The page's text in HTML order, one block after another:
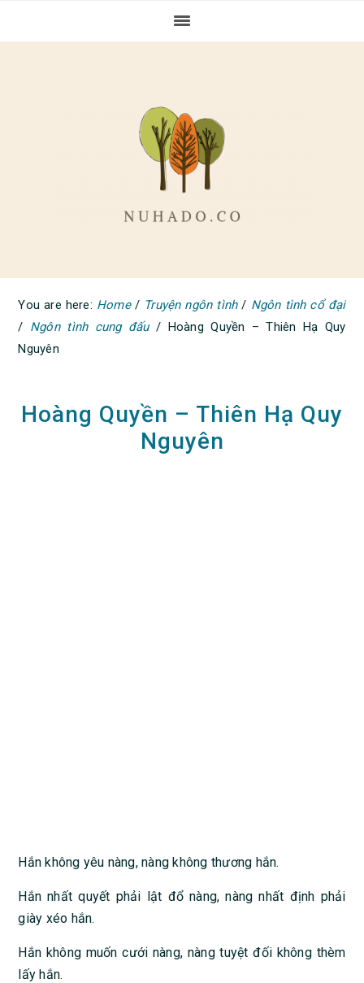
You are here: Home / Truyện ngôn tình / Ngôn tình cổ đại
/ Ngôn tình cung đấu / Hoàng Quyền – Thiên Hạ Quy
Nguyên
Hoàng Quyền – Thiên Hạ Quy
Nguyên
Hắn không yêu nàng, nàng không thương hắn.
Hắn nhất quyết phải lật đổ nàng, nàng nhất định phải
giày xéo hắn.
Hắn không muốn cưới nàng, nàng tuyệt đối không thèm
lấy hắn.